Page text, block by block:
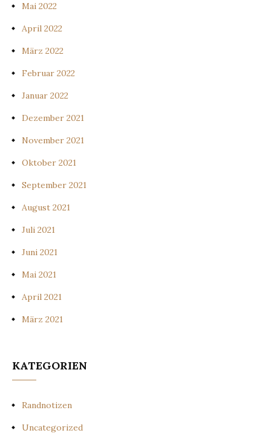
Mai 2022
April 2022
März 2022
Februar 2022
Januar 2022
Dezember 2021
November 2021
Oktober 2021
September 2021
August 2021
Juli 2021
Juni 2021
Mai 2021
April 2021
März 2021
KATEGORIEN
Randnotizen
Uncategorized